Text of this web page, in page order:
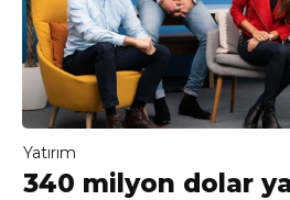
Yatırım
340 milyon dolar